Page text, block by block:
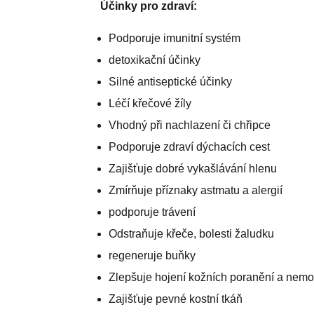
Účinky pro zdraví:
Podporuje imunitní systém
detoxikační účinky
Silné antiseptické účinky
Léčí křečové žíly
Vhodný při nachlazení či chřipce
Podporuje zdraví dýchacích cest
Zajišťuje dobré vykašlávání hlenu
Zmírňuje příznaky astmatu a alergií
podporuje trávení
Odstraňuje křeče, bolesti žaludku
regeneruje buňky
Zlepšuje hojení kožních poranění a
Zajišťuje pevné kostní tkáň